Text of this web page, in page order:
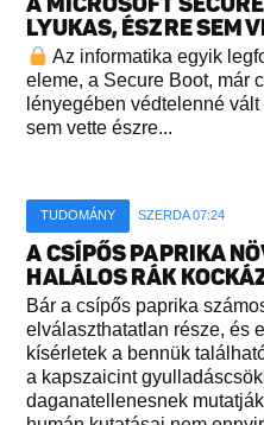
LYUKAS, ÉSZRE SEM
Az informatika egyik
eleme, a Secure Boot, már
lényegében védtelenné
sem vette észre...
TUDOMÁNY SZERDA 07:24
A CSÍPŐS PAPRIKA
HALÁLOS RÁK
Bár a csípős paprika
elválaszthatatlan része, és
kísérletek a bennük
a kapszaicint
daganatellenesnek